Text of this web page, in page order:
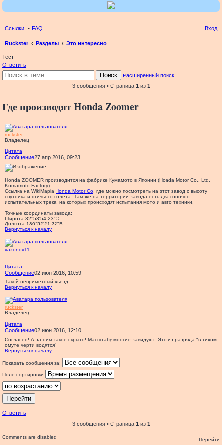
Ссылки FAQ Вход
Ruckster Разделы
Это интересно
Тест
Ответить
Поиск
Расширенный поиск
3 сообщения • Страница 1 из 1
Где производят Honda Zoomer
ruckster
Владелец
Цитата
Сообщение27 апр 2016, 09:23
Honda ZOOMER производится на фабрике Кумамото в Японии (Honda Motor Co., Ltd.
Kumamoto Factory).
Ссылка на WikiMapia Honda Motor Co , где можно посмотреть на этот завод с высоту
спутника и птичьего полета. Там же на территории завода есть два гоночно-
испытательных трека, на которых происходят испытания мото и авто техники.
Точные координаты завода:
Широта 32°53'54.23"С
Долгота 130°52'21.32"В
Вернуться к началу
vazonov11
Цитата
Сообщение02 июн 2016, 10:59
Такой неприметный въезд.
Вернуться к началу
ruckster
Владелец
Цитата
Сообщение02 июн 2016, 12:10
Согласен! А за ним такое скрыто! Масштабу многие завидуют. Это из разряда "в тихом
омуте черти водятся"
Вернуться к началу
Показать сообщения за:
Поле сортировки
Ответить
3 сообщения • Страница 1 из 1
Перейти
Comments are disabled